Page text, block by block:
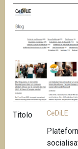
Titolo CeDiLE